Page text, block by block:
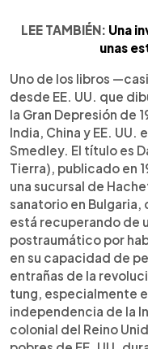
LEE TAMBIÉN: Una
unas
Uno de los libros
desde EE. UU. que
la Gran Depresión de
India, China y EE.
Smedley. El título es
Tierra), publicado en
una sucursal de
sanatorio en
está recuperando de
postraumático por
en su capacidad de
entrañas de la
tung, especialmente
independencia de la
colonial del Reino